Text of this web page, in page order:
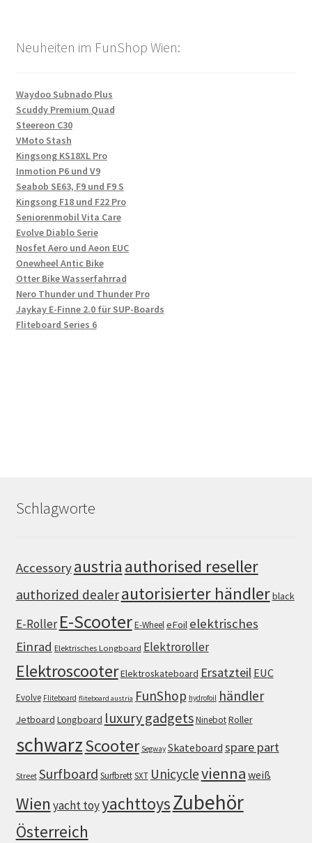
Neuheiten im FunShop Wien:
Waydoo Subnado Plus
Scuddy Premium Quad
Steereon C30
VMoto Stash
Kingsong KS18XL Pro
Inmotion P6 und V9
Seabob SE63, F9 und F9 S
Kingsong F18 und F22 Pro
Seniorenmobil Vita Care
Evolve Diablo Serie
Nosfet Aero und Aeon EUC
Onewheel Antic Bike
Otter Bike Wasserfahrrad
Nero Thunder und Thunder Pro
Jaykay E-Finne 2.0 für SUP-Boards
Fliteboard Series 6
Schlagworte
Accessoryaustria authorised reseller
authorized dealerautorisierter händlerblack
E-Roller E-ScooterE-WheeleFoil elektrisches
Einrad Elektrisches Longboard Elektroroller
ElektroscooterElektroskateboard Ersatzteil EUC
Evolve Fliteboard fliteboard austria FunShop hydrofoil händler
Jetboard Longboard luxury gadgetsNinebotRoller
schwarzScooter Segway Skateboard spare part
Street Surfboard SurfbrettSXT Unicyclevienna weiß
Wien yacht toyyachttoysZubehör
Österreich